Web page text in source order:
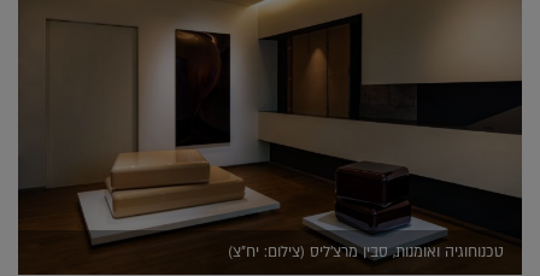
טכנוחוגיה ואומנות, סבין מרצ'ליס (צילום: יח"צ)